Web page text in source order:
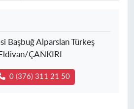
Başbuğ Alparslan Türkeş
ÇANKIRI
0 (376) 311 21 50